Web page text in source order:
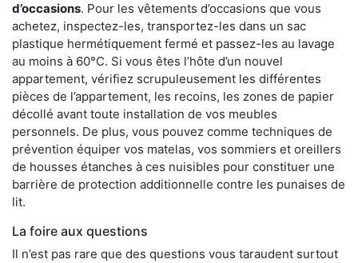
d’occasions. Pour les vêtements d’occasions que vous
achetez, inspectez-les, transportez-les dans un sac
plastique hermétiquement fermé et passez-les au lavage
au moins à 60°C. Si vous êtes l’hôte d’un nouvel
appartement, vérifiez scrupuleusement les différentes
pièces de l’appartement, les recoins, les zones de papier
décollé avant toute installation de vos meubles
personnels. De plus, vous pouvez comme techniques de
prévention équiper vos matelas, vos sommiers et oreillers
de housses étanches à ces nuisibles pour constituer une
barrière de protection additionnelle contre les punaises de
lit.
La foire aux questions
Il n’est pas rare que des questions vous taraudent surtout